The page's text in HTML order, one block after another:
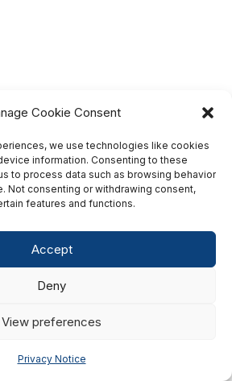
Cookie Consent
we use technologies like cookies
information. Consenting to these
to process data such as browsing behavior
Not consenting or withdrawing consent,
features and functions.
Accept
Deny
View preferences
Privacy Notice
653-6618
Inc. All rights reserved.